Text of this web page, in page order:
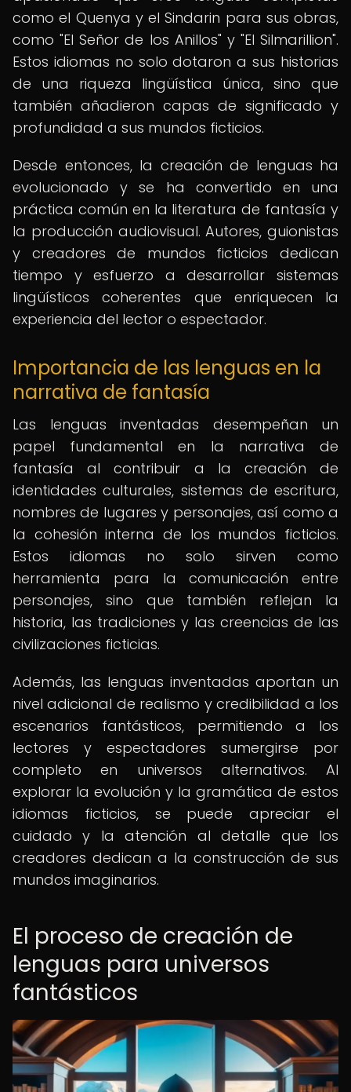
como el Quenya y el Sindarin para sus obras,
como "El Señor de los Anillos" y "El Silmarillion".
Estos idiomas no solo dotaron a sus historias
de una riqueza lingüística única, sino que
también añadieron capas de significado y
profundidad a sus mundos ficticios.
Desde entonces, la creación de lenguas ha
evolucionado y se ha convertido en una
práctica común en la literatura de fantasía y
la producción audiovisual. Autores, guionistas
y creadores de mundos ficticios dedican
tiempo y esfuerzo a desarrollar sistemas
lingüísticos coherentes que enriquecen la
experiencia del lector o espectador.
Importancia de las lenguas en la
narrativa de fantasía
Las lenguas inventadas desempeñan un
papel fundamental en la narrativa de
fantasía al contribuir a la creación de
identidades culturales, sistemas de escritura,
nombres de lugares y personajes, así como a
la cohesión interna de los mundos ficticios.
Estos idiomas no solo sirven como
herramienta para la comunicación entre
personajes, sino que también reflejan la
historia, las tradiciones y las creencias de las
civilizaciones ficticias.
Además, las lenguas inventadas aportan un
nivel adicional de realismo y credibilidad a los
escenarios fantásticos, permitiendo a los
lectores y espectadores sumergirse por
completo en universos alternativos. Al
explorar la evolución y la gramática de estos
idiomas ficticios, se puede apreciar el
cuidado y la atención al detalle que los
creadores dedican a la construcción de sus
mundos imaginarios.
El proceso de creación de
lenguas para universos
fantásticos